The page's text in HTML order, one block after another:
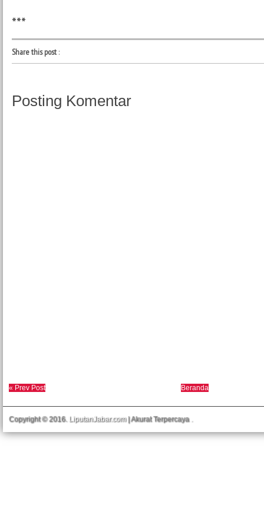
***
Share this post:
Posting Komentar
« Prev Post Beranda
Copyright © 2016. LiputanJabar.com| Akurat Terpercaya